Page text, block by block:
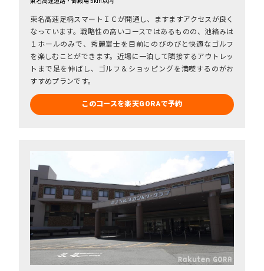
東名高速足柄スマートＩＣが開通し、ますますアクセスが良く
なっています。戦略性の高いコースではあるものの、池絡みは
１ホールのみで、秀麗富士を目前にのびのびと快適なゴルフ
を楽しむことができます。近場に一泊して隣接するアウトレッ
トまで足を伸ばし、ゴルフ＆ショッピングを満喫するのがお
すすめプランです。
このコースを楽天GORAで予約